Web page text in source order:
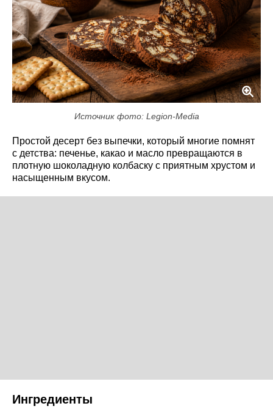
Источник фото: Legion-Media
Простой десерт без выпечки, который многие помнят
с детства: печенье, какао и масло превращаются в
плотную шоколадную колбаску с приятным хрустом и
насыщенным вкусом.
Ингредиенты